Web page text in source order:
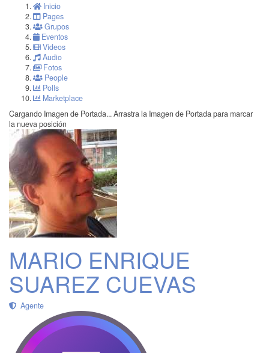
Inicio
Pages
Grupos
Eventos
Videos
Audio
Fotos
People
Polls
Marketplace
Cargando Imagen de Portada... Arrastra la Imagen de Portada para marcar
la nueva posición
MARIO ENRIQUE
SUAREZ CUEVAS
Agente